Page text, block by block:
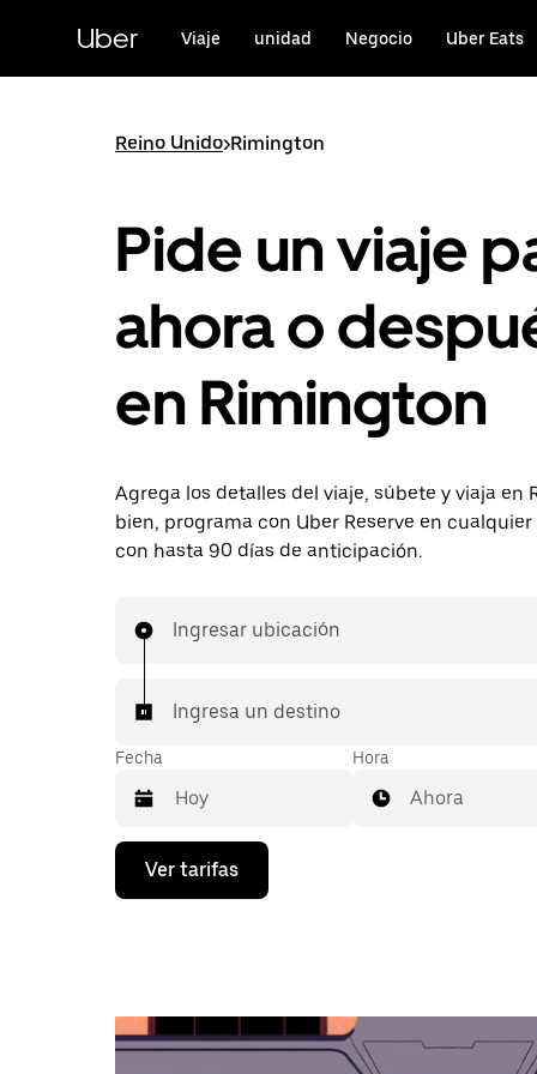
contenido
principal
Uber Viaje unidad Negocio Uber Eats
Reino Unido>Rimington
Pide un viaje
ahora o
en Rimington
Agrega los detalles del viaje, súbete y viaja en
bien, programa con Uber Reserve en
con hasta 90 días de anticipación.
Ingresar ubicación
Ingresa un destino
Fecha
Presiona
flecha
el
calendario
Hora
Ahora
Ver tarifas